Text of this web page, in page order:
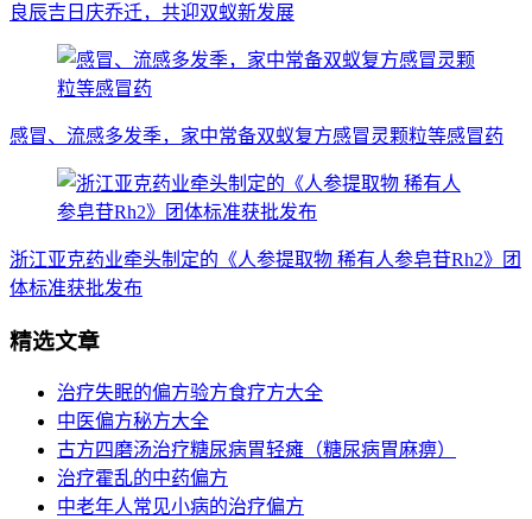
良辰吉日庆乔迁，共迎双蚁新发展
感冒、流感多发季，家中常备双蚁复方感冒灵颗粒等感冒药
浙江亚克药业牵头制定的《人参提取物 稀有人参皂苷Rh2》团
体标准获批发布
精选文章
治疗失眠的偏方验方食疗方大全
中医偏方秘方大全
古方四磨汤治疗糖尿病胃轻瘫（糖尿病胃麻痹）
治疗霍乱的中药偏方
中老年人常见小病的治疗偏方